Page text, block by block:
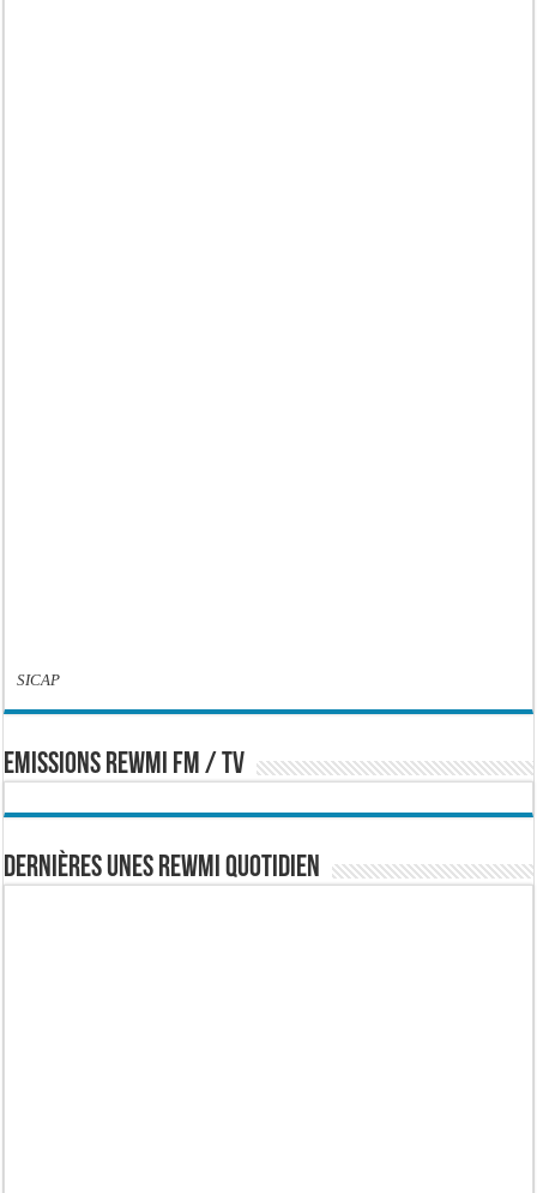
SICAP
EMISSIONS REWMI FM / TV
Dernières Unes Rewmi Quotidien